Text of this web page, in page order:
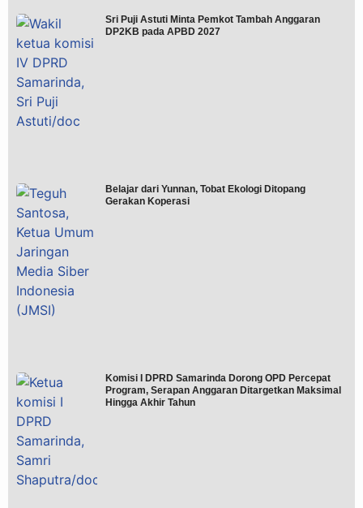
Sri Puji Astuti Minta Pemkot Tambah Anggaran
DP2KB pada APBD 2027
Belajar dari Yunnan, Tobat Ekologi Ditopang
Gerakan Koperasi
Komisi I DPRD Samarinda Dorong OPD Percepat
Program, Serapan Anggaran Ditargetkan Maksimal
Hingga Akhir Tahun